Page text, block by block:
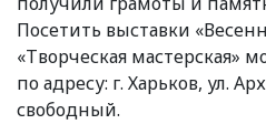
Посетить выставки
«Творческая мастерская»
по адресу: г. Харьков, ул.
свободный.